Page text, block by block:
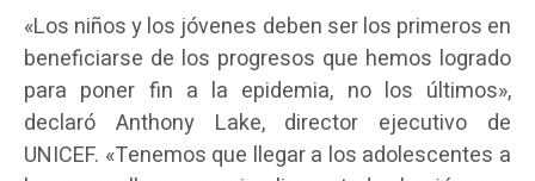
«Los niños y los jóvenes deben ser los primeros en
beneficiarse de los progresos que hemos logrado
para poner fin a la epidemia, no los últimos»,
declaró Anthony Lake, director ejecutivo de
UNICEF. «Tenemos que llegar a los adolescentes a